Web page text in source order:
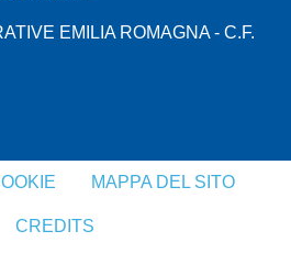
EMILIA ROMAGNA - C.F.
MAPPA DEL SITO
CREDITS